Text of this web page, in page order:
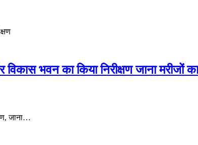
भवन का किया निरीक्षण जाना मरीजों
जाना…